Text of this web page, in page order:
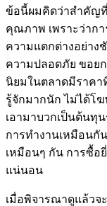
ข้อนี้ผมคิดว่าสำคัญ
คุณภาพ เพราะว่ากา
ความแตกต่างอย่าง
ความปลอดภัย ขอยก
นิยมในตลาดมีราค
รู้จักมากนัก ไม่ได้โ
เอามาบวกเป็นต้นทุ
การทำงานเหมือนกั
เหมือนๆ กัน การซื้อ
แน่นอน
เมื่อพิจารณาดูแล้วจ